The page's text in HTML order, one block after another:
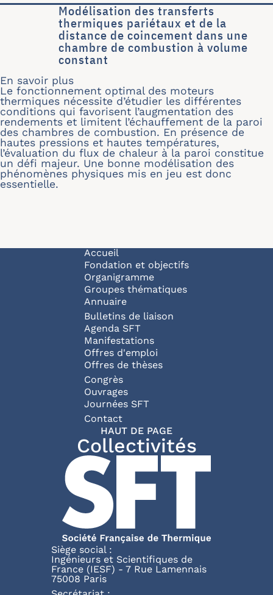
Modélisation des transferts
thermiques pariétaux et de la
distance de coincement dans une
chambre de combustion à volume
constant
En savoir plus
Le fonctionnement optimal des moteurs
thermiques nécessite d’étudier les différentes
conditions qui favorisent l’augmentation des
rendements et limitent l’échauffement de la paroi
des chambres de combustion. En présence de
hautes pressions et hautes températures,
l’évaluation du flux de chaleur à la paroi constitue
un défi majeur. Une bonne modélisation des
phénomènes physiques mis en jeu est donc
essentielle.
Navigation principale
Accueil
Fondation et objectifs
Organigramme
Groupes thématiques
Annuaire
Bulletins de liaison
Agenda SFT
Manifestations
Offres d'emploi
Offres de thèses
Congrès
Ouvrages
Journées SFT
Pied de page
Contact
HAUT DE PAGE
Collectivités
Siège social :
Ingénieurs et Scientifiques de
France (IESF) - 7 Rue Lamennais
75008 Paris